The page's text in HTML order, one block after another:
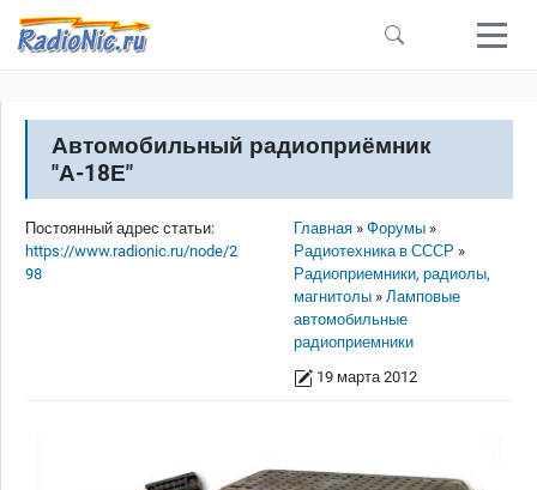
Перейти к основному содержанию
Автомобильный радиоприёмник
"А-18Е"
Строка навигации
Главная
Форумы
Радиотехника в СССР
Радиоприемники, радиолы,
магнитолы
Ламповые
автомобильные
радиоприемники
19 марта 2012
Постоянный адрес статьи:
https://www.radionic.ru/node/2
98